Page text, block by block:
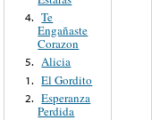
4. Te
Engañaste
Corazon
5. Alicia
1. El Gordito
2. Esperanza
Perdida